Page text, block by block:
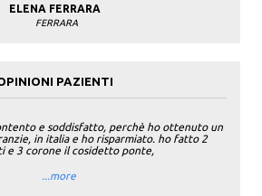
ELENA FERRARA
FERRARA
PAZIENTI
e soddisfatto, perchè ho ottenuto un
in italia e ho risparmiato. ho fatto 2
e 3 corone il cosidetto ponte,
...more